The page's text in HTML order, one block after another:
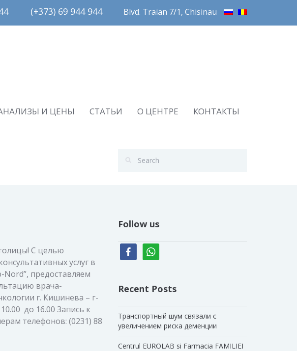
(+373) 69 944 944 Blvd. Traian 7/1, Chisinau
И ЦЕНЫ СТАТЬИ О ЦЕНТРЕ КОНТАКТЫ
С целью
услуг в
Nord”, предоставляем
врача-
г. Кишинева – г-
до 16.00 Запись к
телефонов: (0231) 88
Follow us
facebookwhatsapp
Recent Posts
Транспортный шум связали с
увеличением риска деменции
Centrul EUROLAB si Farmacia FAMILIEI